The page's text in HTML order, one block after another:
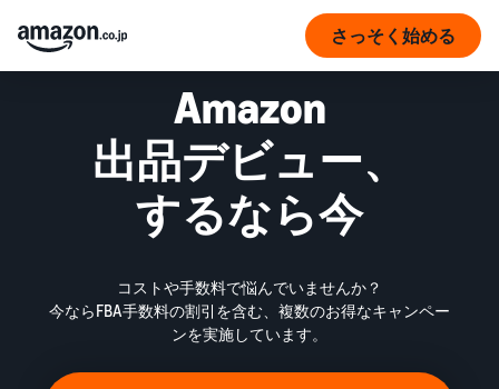
さっそく始める
Amazon
出品デビュー、
するなら今
コストや手数料で悩んでいませんか？
今ならFBA手数料の割引を含む、複数のお得なキャンペー
ンを実施しています。